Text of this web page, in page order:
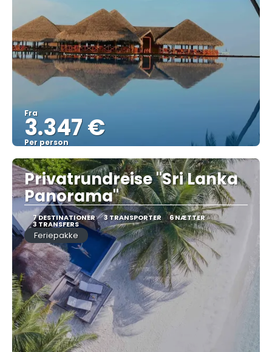
Fra
3.347 €
Per person
Se
Privatrundreise "Sri Lanka
Panorama"
7 DESTINATIONER 3 TRANSPORTER 6 NÆTTER
3 TRANSFERS
Feriepakke